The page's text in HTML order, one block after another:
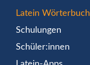
Latein Wörterbuch
Schulungen
Schüler:innen